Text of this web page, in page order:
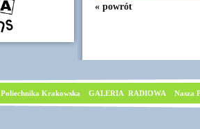
« powrót
Poliechnika Krakowska GALERIA RADIOWA Nasza